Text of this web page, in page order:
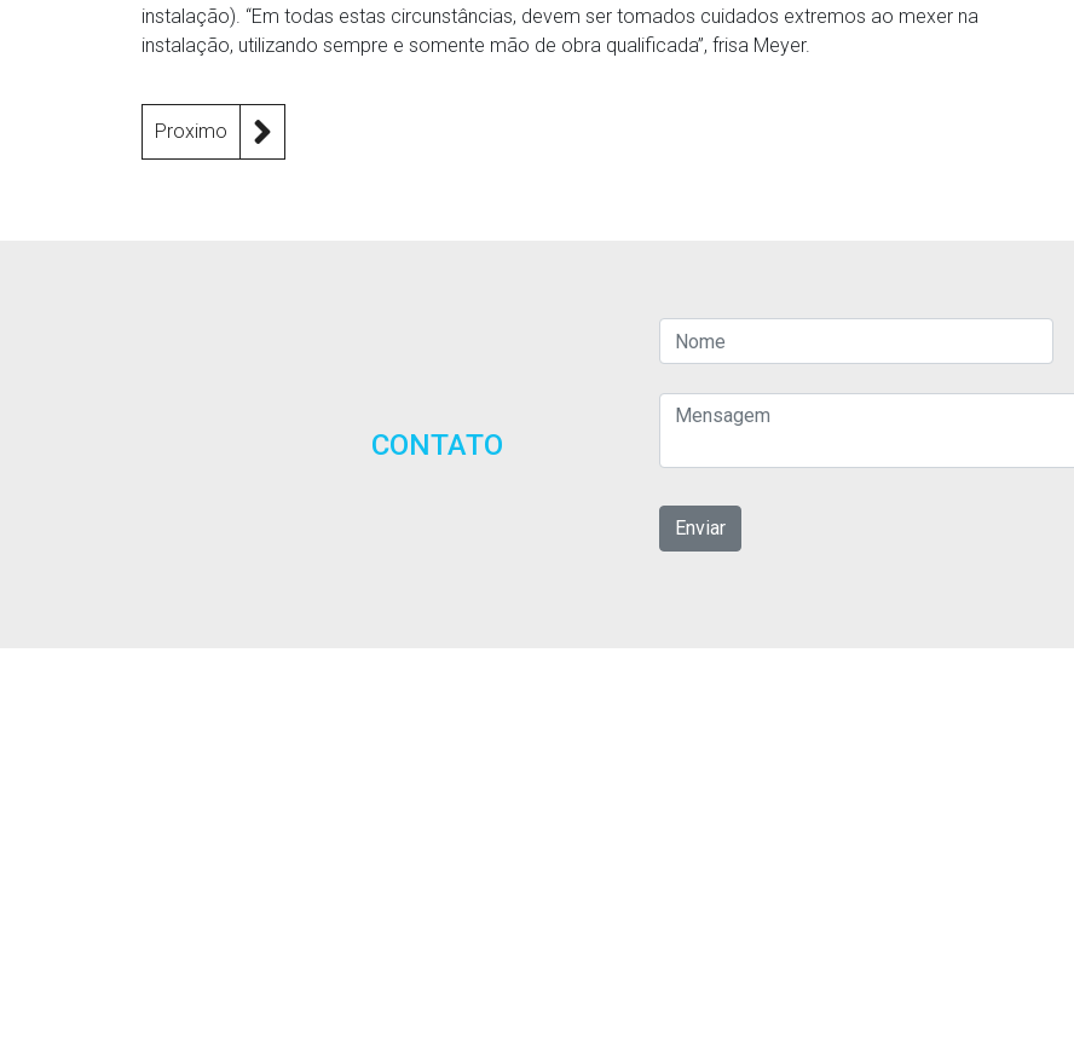
instalação). “Em todas estas circunstâncias, devem ser tomados cuidados extremos ao mexer na
instalação, utilizando sempre e somente mão de obra qualificada”, frisa Meyer.
Proximo
CONTATO